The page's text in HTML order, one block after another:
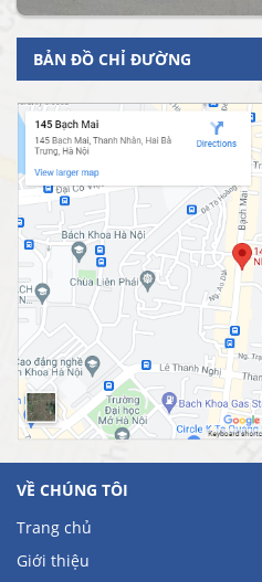
BẢN ĐỒ CHỈ ĐƯỜNG
VỀ CHÚNG TÔI
Trang chủ
Giới thiệu